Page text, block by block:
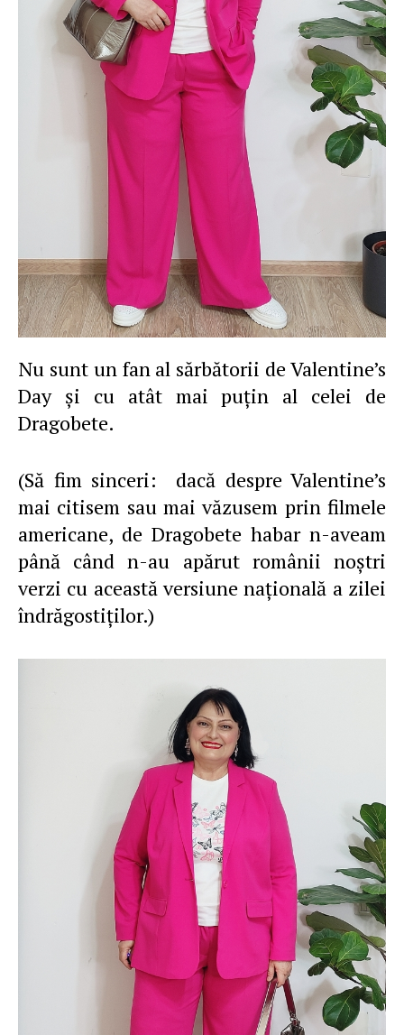
Nu sunt un fan al sărbătorii de Valentine’s
Day şi cu atât mai puţin al celei de
Dragobete.
(Să fim sinceri: dacă despre Valentine’s
mai citisem sau mai văzusem prin filmele
americane, de Dragobete habar n-aveam
până când n-au apărut românii noştri
verzi cu această versiune naţională a zilei
îndrăgostiţilor.)